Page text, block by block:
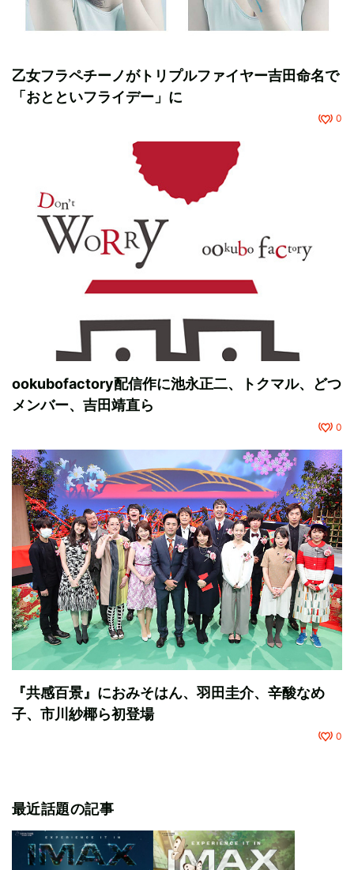
乙女フラペチーノがトリプルファイヤー吉田命名で
「おとといフライデー」に
0
ookubofactory配信作に池永正二、トクマル、どつ
メンバー、吉田靖直ら
0
『共感百景』におみそはん、羽田圭介、辛酸なめ
子、市川紗椰ら初登場
0
最近話題の記事